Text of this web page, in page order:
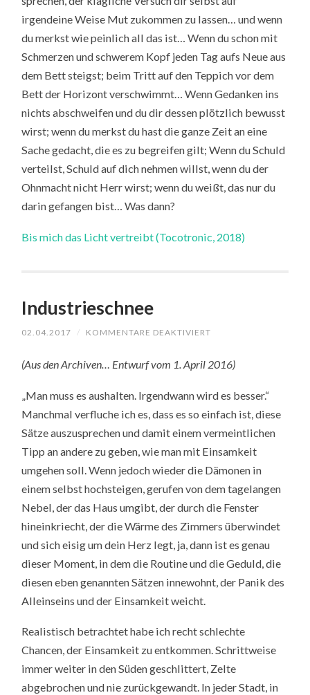
irgendeine Weise Mut zukommen zu lassen… und wenn
du merkst wie peinlich all das ist… Wenn du schon mit
Schmerzen und schwerem Kopf jeden Tag aufs Neue aus
dem Bett steigst; beim Tritt auf den Teppich vor dem
Bett der Horizont verschwimmt… Wenn Gedanken ins
nichts abschweifen und du dir dessen plötzlich bewusst
wirst; wenn du merkst du hast die ganze Zeit an eine
Sache gedacht, die es zu begreifen gilt; Wenn du Schuld
verteilst, Schuld auf dich nehmen willst, wenn du der
Ohnmacht nicht Herr wirst; wenn du weißt, das nur du
darin gefangen bist… Was dann?
Bis mich das Licht vertreibt (Tocotronic, 2018)
Industrieschnee
02.04.2017 / KOMMENTARE DEAKTIVIERT
(Aus den Archiven… Entwurf vom 1. April 2016)
„Man muss es aushalten. Irgendwann wird es besser.“
Manchmal verfluche ich es, dass es so einfach ist, diese
Sätze auszusprechen und damit einem vermeintlichen
Tipp an andere zu geben, wie man mit Einsamkeit
umgehen soll. Wenn jedoch wieder die Dämonen in
einem selbst hochsteigen, gerufen von dem tagelangen
Nebel, der das Haus umgibt, der durch die Fenster
hineinkriecht, der die Wärme des Zimmers überwindet
und sich eisig um dein Herz legt, ja, dann ist es genau
dieser Moment, in dem die Routine und die Geduld, die
diesen eben genannten Sätzen innewohnt, der Panik des
Alleinseins und der Einsamkeit weicht.
Realistisch betrachtet habe ich recht schlechte
Chancen, der Einsamkeit zu entkommen. Schrittweise
immer weiter in den Süden geschlittert, Zelte
abgebrochen und nie zurückgewandt. In jeder Stadt, in